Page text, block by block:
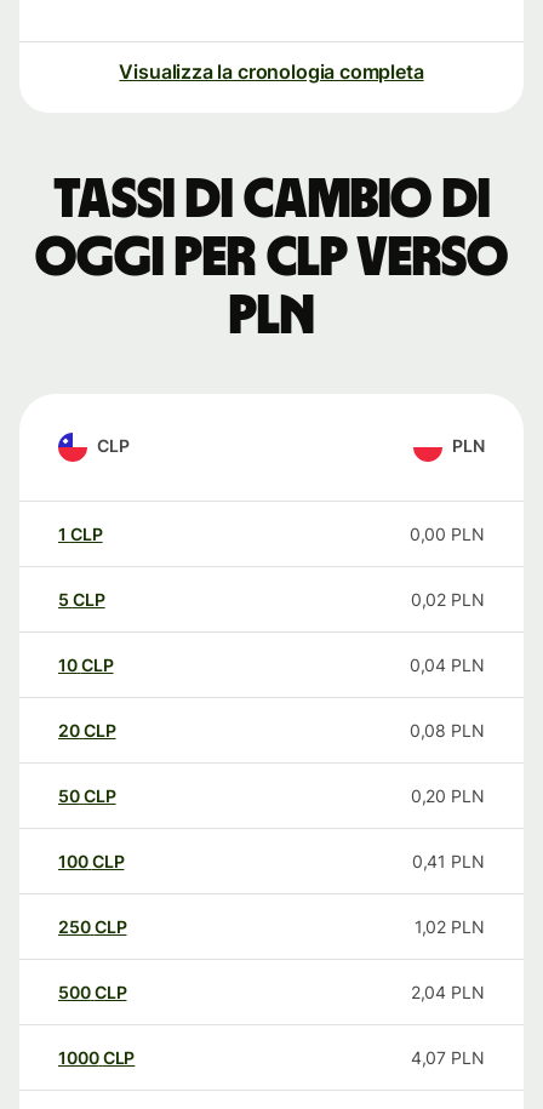
Visualizza la cronologia completa
Tassi di cambio di
oggi per CLP verso
PLN
CLP PLN
1 CLP 0,00 PLN
5 CLP 0,02 PLN
10CLP 0,04 PLN
20CLP 0,08 PLN
50CLP 0,20 PLN
100CLP 0,41 PLN
250CLP 1,02 PLN
500CLP 2,04 PLN
1000CLP 4,07 PLN